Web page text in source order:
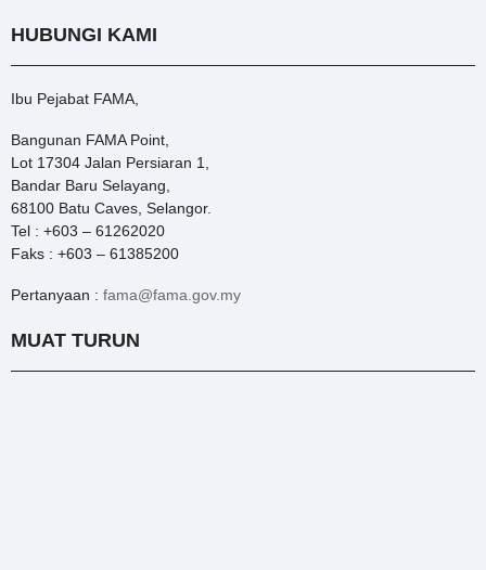
HUBUNGI KAMI
Ibu Pejabat FAMA,
Bangunan FAMA Point,
Lot 17304 Jalan Persiaran 1,
Bandar Baru Selayang,
68100 Batu Caves, Selangor.
Tel : +603 – 61262020
Faks : +603 – 61385200
Pertanyaan : fama@fama.gov.my
MUAT TURUN